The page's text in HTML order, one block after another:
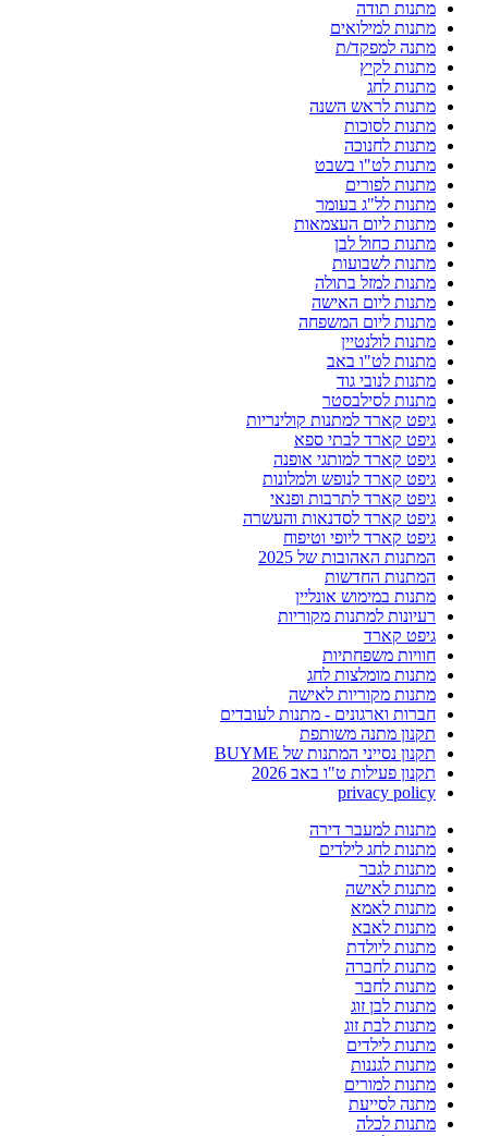
מתנות תודה
מתנות למילואים
מתנה למפקד/ת
מתנות לקיץ
מתנות לחג
מתנות לראש השנה
מתנות לסוכות
מתנות לחנוכה
מתנות לט"ו בשבט
מתנות לפורים
מתנות לל"ג בעומר
מתנות ליום העצמאות
מתנות כחול לבן
מתנות לשבועות
מתנות למזל בתולה
מתנות ליום האישה
מתנות ליום המשפחה
מתנות לולנטיין
מתנות לט"ו באב
מתנות לנובי גוד
מתנות לסילבסטר
גיפט קארד למתנות קולינריות
גיפט קארד לבתי ספא
גיפט קארד למותגי אופנה
גיפט קארד לנופש ולמלונות
גיפט קארד לתרבות ופנאי
גיפט קארד לסדנאות והעשרה
גיפט קארד ליופי וטיפוח
המתנות האהובות של 2025
המתנות החדשות
מתנות במימוש אונליין
רעיונות למתנות מקוריות
גיפט קארד
חוויות משפחתיות
מתנות מומלצות לחג
מתנות מקוריות לאישה
חברות וארגונים - מתנות לעובדים
תקנון מתנה משותפת
תקנון נסייני המתנות של BUYME
תקנון פעילות ט"ו באב 2026
privacy policy
מתנות למעבר דירה
מתנות לחג לילדים
מתנות לגבר
מתנות לאישה
מתנות לאמא
מתנות לאבא
מתנות ליולדת
מתנות לחברה
מתנות לחבר
מתנות לבן זוג
מתנות לבת זוג
מתנות לילדים
מתנות לגננות
מתנות למורים
מתנה לסייעת
מתנות לכלה